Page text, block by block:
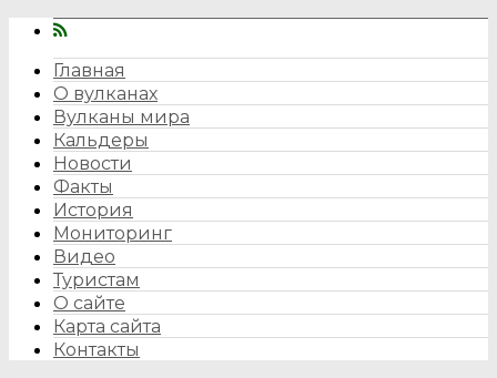
Главная
О вулканах
Вулканы мира
Кальдеры
Новости
Факты
История
Мониторинг
Видео
Туристам
О сайте
Карта сайта
Контакты